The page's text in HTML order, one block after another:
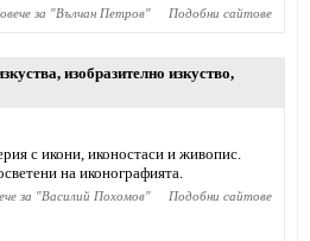
за "Вълчан Петров" Подобни сайтове
, изобразително изкуство,
с икони, иконостаси и живопис.
на иконографията.
за "Василий Похомов" Подобни сайтове